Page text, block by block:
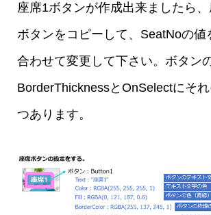
座席1ボタンが作成出来ましたら
ボタンをコピーして、SeatNoの値
合わせて変更して下さい。ボタン
BorderThicknessとOnSelectにそ
つあります。